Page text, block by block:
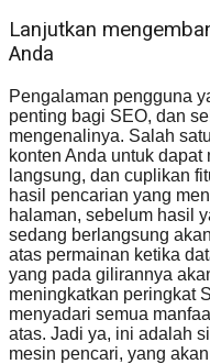
Lanjutkan
Anda
Pengalaman pengguna
penting bagi SEO, dan
mengenalinya. Salah
konten Anda untuk
langsung, dan cuplikan
hasil pencarian yang
halaman, sebelum hasil
sedang berlangsung
atas permainan ketika
yang pada gilirannya
meningkatkan peringkat
menyadari semua
atas. Jadi ya, ini adalah
mesin pencari, yang